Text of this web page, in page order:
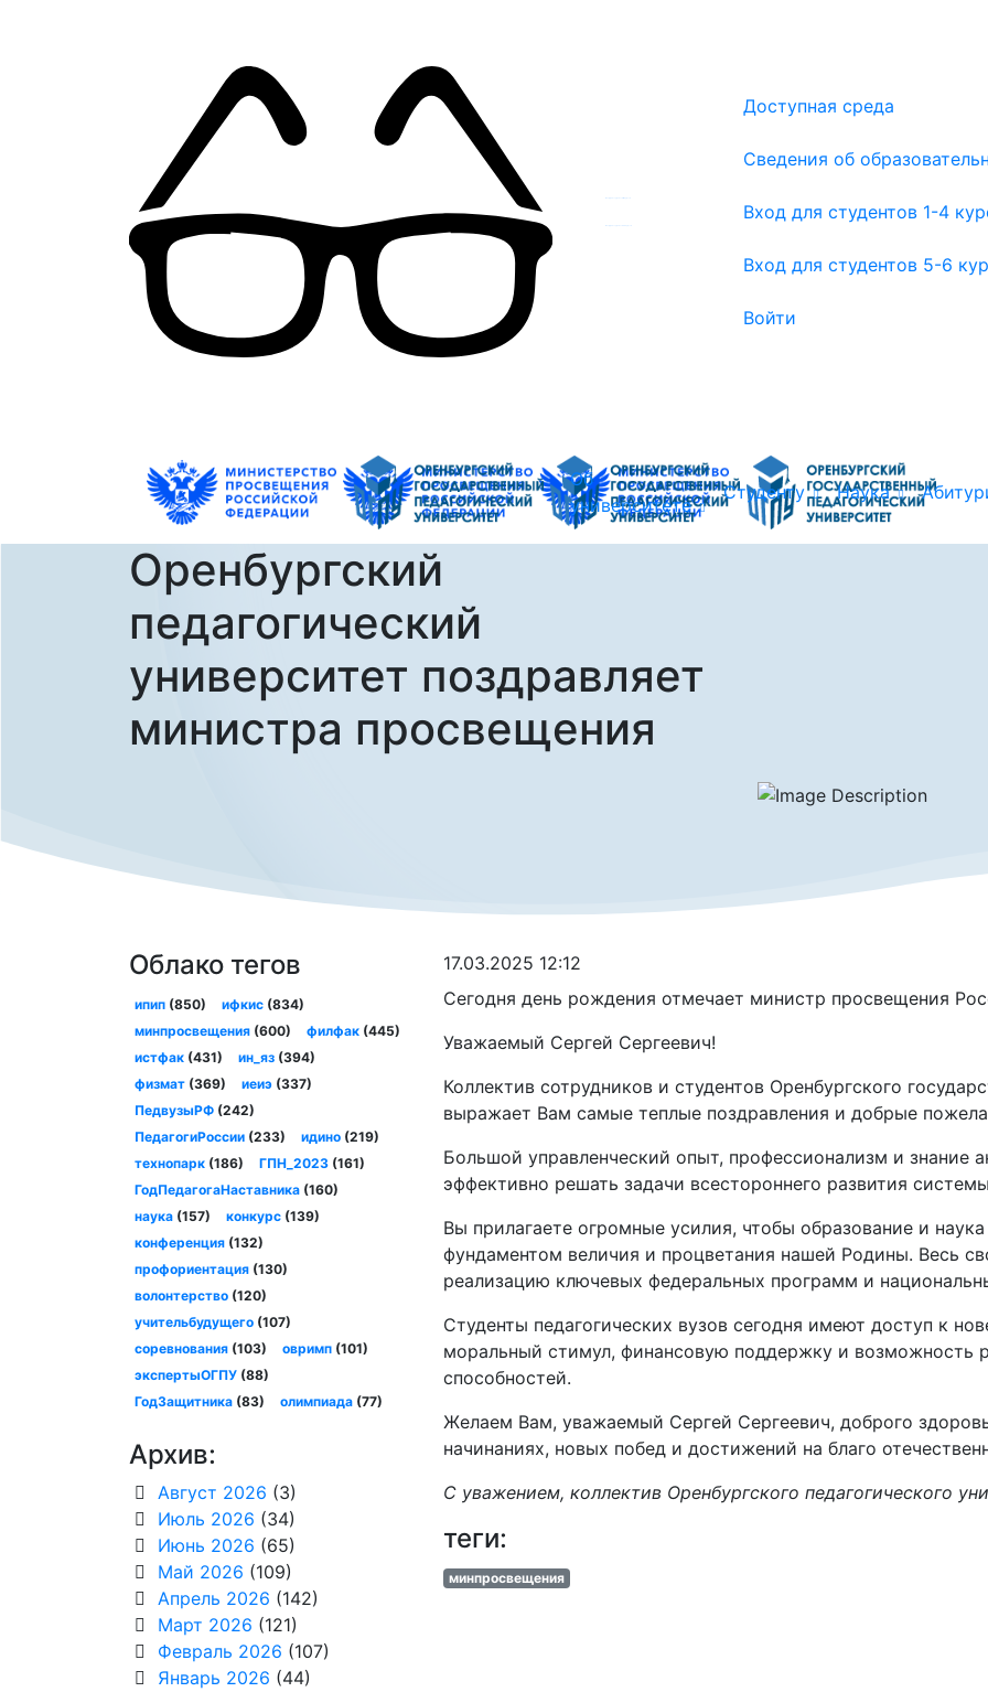
Доступная среда
Сведения об
Вход для студентов 1-4
Вход для студентов 5-6
Войти
Об
университете
Студенту Наука
Оренбургский
педагогический
университет поздравляет
министра просвещения
17.03.2025 12:12
Сегодня день рождения отмечает министр просвещения
Уважаемый Сергей Сергеевич!
Коллектив сотрудников и студентов Оренбургского
выражает Вам самые теплые поздравления и добрые
Большой управленческий опыт, профессионализм и знание
эффективно решать задачи всестороннего развития
Вы прилагаете огромные усилия, чтобы образование и
фундаментом величия и процветания нашей Родины. Весь
реализацию ключевых федеральных программ и
Студенты педагогических вузов сегодня имеют доступ к
моральный стимул, финансовую поддержку и возможность
способностей.
Желаем Вам, уважаемый Сергей Сергеевич, доброго
начинаниях, новых побед и достижений на благо
С уважением, коллектив Оренбургского педагогического
теги:
минпросвещения
Облако тегов
ипип(850) ифкис (834)
минпросвещения(600) филфак (445)
истфак(431) ин_яз (394)
физмат(369) иеиэ (337)
ПедвузыРФ(242)
ПедагогиРоссии(233) идино (219)
технопарк(186) ГПН_2023 (161)
ГодПедагогаНаставника(160)
наука(157) конкурс (139)
конференция(132)
профориентация(130)
волонтерство(120)
учительбудущего(107)
соревнования(103) овримп (101)
экспертыОГПУ(88)
ГодЗащитника(83) олимпиада (77)
Архив:
Август 2026 (3)
Июль 2026 (34)
Июнь 2026 (65)
Май 2026 (109)
Апрель 2026 (142)
Март 2026 (121)
Февраль 2026 (107)
Январь 2026 (44)